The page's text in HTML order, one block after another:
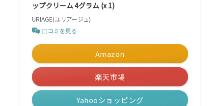
ップクリーム 4グラム (x 1)
URIAGE(ユリアージュ)
口コミを見る
Amazon
楽天市場
Yahooショッピング